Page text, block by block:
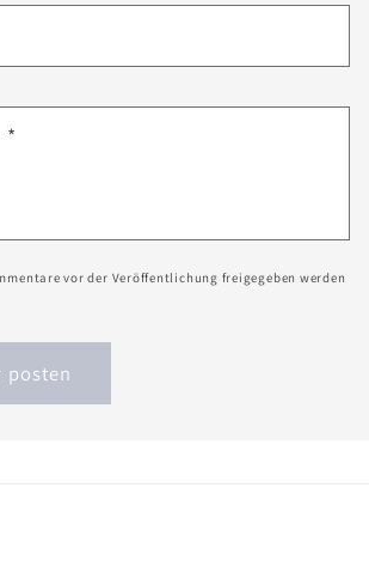
*
vor der Veröffentlichung freigegeben werden